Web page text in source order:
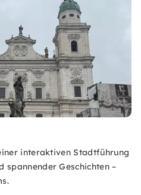
interaktiven Stadtführung
spannender Geschichten –